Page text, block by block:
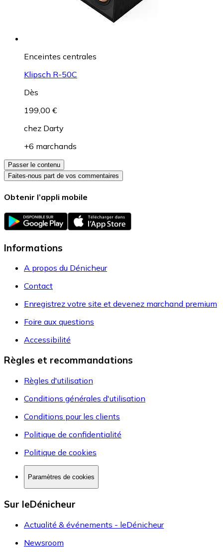
Enceintes centrales
Klipsch R-50C
Dès
199,00 €
chez Darty
+6 marchands
Passer le contenu
Faites-nous part de vos commentaires
Obtenir l’appli mobile
Informations
A propos du Dénicheur
Contact
Enregistrez votre site et devenez marchand premium
Foire aux questions
Accessibilité
Règles et recommandations
Règles d'utilisation
Conditions générales d'utilisation
Conditions pour les clients
Politique de confidentialité
Politique de cookies
Paramètres de cookies
Sur leDénicheur
Actualité & événements - leDénicheur
Newsroom